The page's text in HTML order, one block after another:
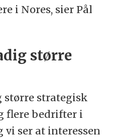
i Nores, sier Pål
større
strategisk
flere bedrifter i
ser at interessen